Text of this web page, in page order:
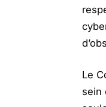
Le
sein